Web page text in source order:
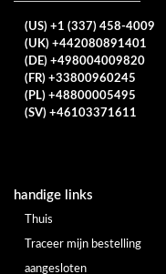
(US) +1 (337) 458-4009
(UK) +442080891401
(DE) +498004009820
(FR) +33800960245
(PL) +48800005495
(SV) +46103371611
handige links
Thuis
Traceer mijn bestelling
aangesloten